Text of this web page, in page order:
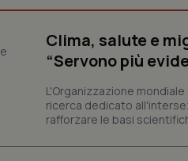
Clima, salute e
“Servono più
L'Organizzazione
ricerca dedicato
rafforzare le basi
YSC
__Secure-
ROLLOUT_TOKEN